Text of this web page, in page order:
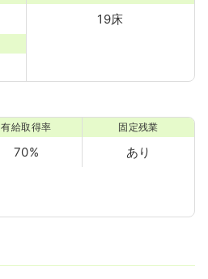
19床
有給取得率
70%
固定残業
あり